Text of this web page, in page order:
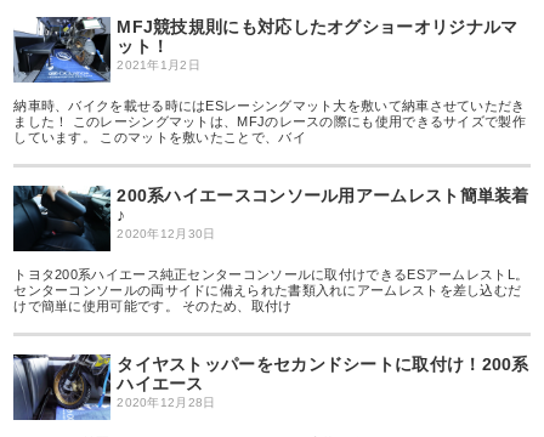
MFJ競技規則にも対応したオグショーオリジナルマ
ット！
2021年1月2日
納車時、バイクを載せる時にはESレーシングマット大を敷いて納車させていただき
ました！ このレーシングマットは、MFJのレースの際にも使用できるサイズで製作
しています。 このマットを敷いたことで、バイ
200系ハイエースコンソール用アームレスト簡単装着
♪
2020年12月30日
トヨタ200系ハイエース純正センターコンソールに取付けできるESアームレストL。
センターコンソールの両サイドに備えられた書類入れにアームレストを差し込むだ
けで簡単に使用可能です。 そのため、取付け
タイヤストッパーをセカンドシートに取付け！200系
ハイエース
2020年12月28日